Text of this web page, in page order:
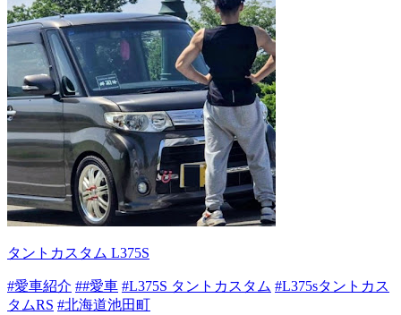
タントカスタム L375S
#愛車紹介 ##愛車 #L375S タントカスタム #L375sタントカス
タムRS #北海道池田町